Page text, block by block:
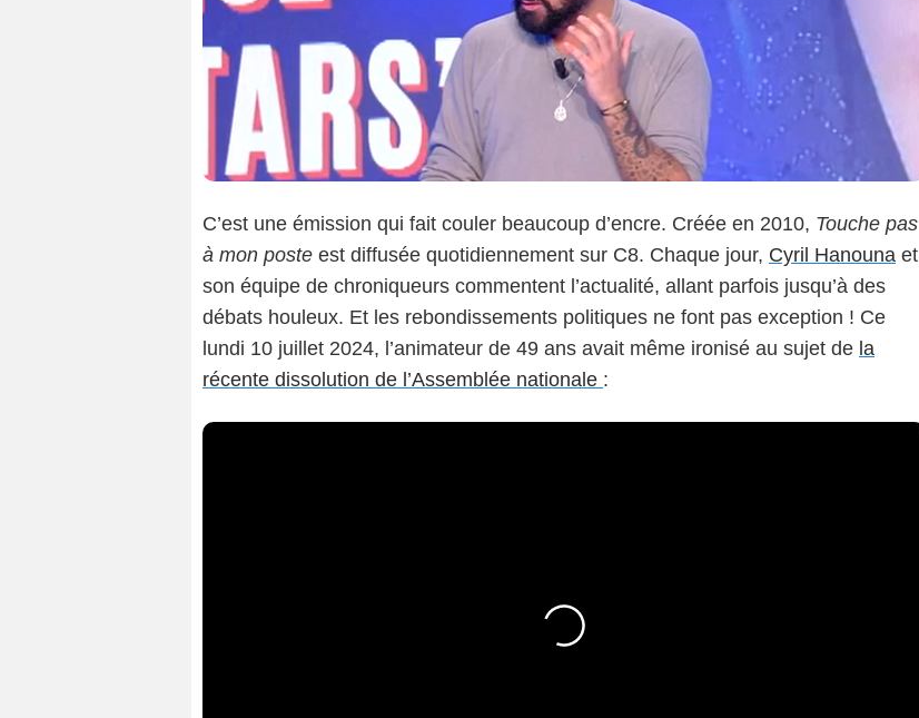
C’est une émission qui fait couler beaucoup d’encre. Créée en 2010, Touche pas
à mon poste est diffusée quotidiennement sur C8. Chaque jour, Cyril Hanouna et
son équipe de chroniqueurs commentent l’actualité, allant parfois jusqu’à des
débats houleux. Et les rebondissements politiques ne font pas exception ! Ce
lundi 10 juillet 2024, l’animateur de 49 ans avait même ironisé au sujet de la
récente dissolution de l’Assemblée nationale :